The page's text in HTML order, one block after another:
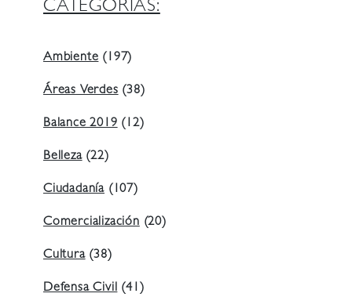
CATEGORIAS:
Ambiente (197)
Áreas Verdes (38)
Balance 2019 (12)
Belleza(22)
Ciudadanía (107)
Comercialización (20)
Cultura(38)
Defensa Civil (41)